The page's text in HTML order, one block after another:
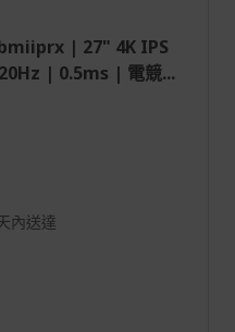
| 27" 4K IPS
| 0.5ms | 電競...
內送達